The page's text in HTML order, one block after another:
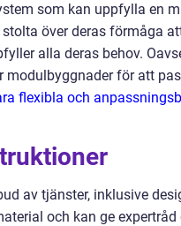
som kan uppfylla en
över deras förmåga
alla deras behov.
modulbyggnader för att
flexibla och
av tjänster, inklusive
och kan ge